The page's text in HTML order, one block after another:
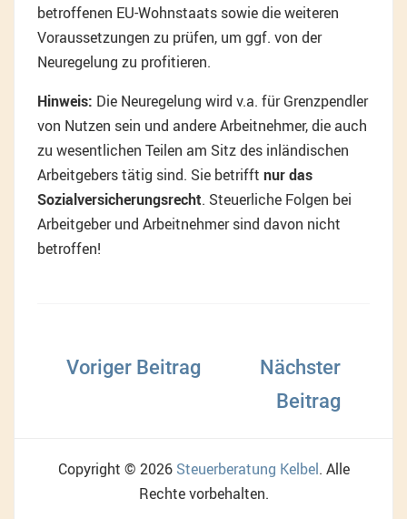
betroffenen EU-Wohnstaats sowie die weiteren
Voraussetzungen zu prüfen, um ggf. von der
Neuregelung zu profitieren.
Hinweis: Die Neuregelung wird v.a. für Grenzpendler
von Nutzen sein und andere Arbeitnehmer, die auch
zu wesentlichen Teilen am Sitz des inländischen
Arbeitgebers tätig sind. Sie betrifft nur das
Sozialversicherungsrecht. Steuerliche Folgen bei
Arbeitgeber und Arbeitnehmer sind davon nicht
betroffen!
Copyright © 2026 Steuerberatung Kelbel. Alle
Rechte vorbehalten.